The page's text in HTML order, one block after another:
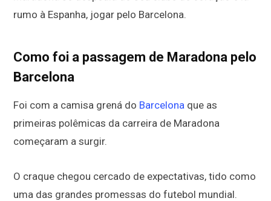
rumo à Espanha, jogar pelo Barcelona.
Como foi a passagem de Maradona pelo
Barcelona
Foi com a camisa grená do Barcelona que as
primeiras polêmicas da carreira de Maradona
começaram a surgir.
O craque chegou cercado de expectativas, tido como
uma das grandes promessas do futebol mundial.